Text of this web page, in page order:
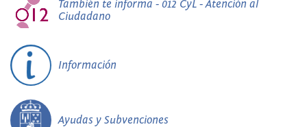
También te informa - 012 CyL - Atención al
Ciudadano
Información
Ayudas y Subvenciones